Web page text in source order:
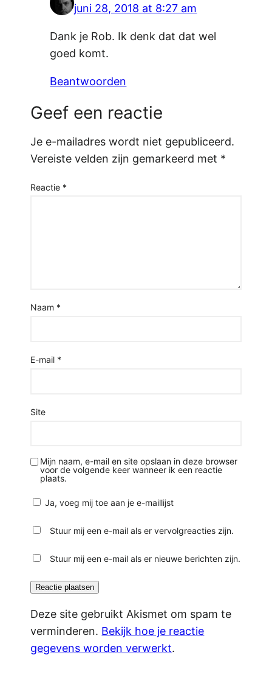
juni 28, 2018 at 8:27 am
Dank je Rob. Ik denk dat dat wel
goed komt.
Beantwoorden
Geef een reactie
Je e-mailadres wordt niet gepubliceerd.
Vereiste velden zijn gemarkeerd met *
Reactie *
Naam *
E-mail *
Site
Mijn naam, e-mail en site opslaan in deze browser
voor de volgende keer wanneer ik een reactie
plaats.
Ja, voeg mij toe aan je e-maillijst
Stuur mij een e-mail als er vervolgreacties zijn.
Stuur mij een e-mail als er nieuwe berichten zijn.
Deze site gebruikt Akismet om spam te
verminderen. Bekijk hoe je reactie
gegevens worden verwerkt.